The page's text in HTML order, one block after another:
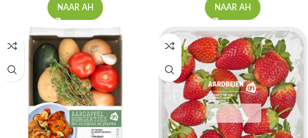
NAAR AH NAAR AH